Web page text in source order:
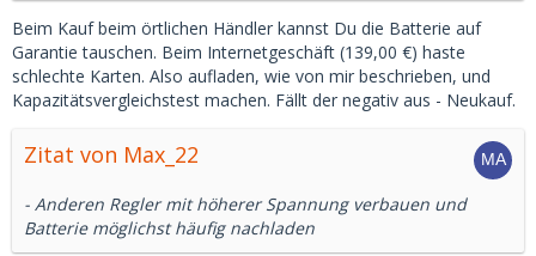
Beim Kauf beim örtlichen Händler kannst Du die Batterie auf
Garantie tauschen. Beim Internetgeschäft (139,00 €) haste
schlechte Karten. Also aufladen, wie von mir beschrieben, und
Kapazitätsvergleichstest machen. Fällt der negativ aus - Neukauf.
Zitat von Max_22
- Anderen Regler mit höherer Spannung verbauen und
Batterie möglichst häufig nachladen